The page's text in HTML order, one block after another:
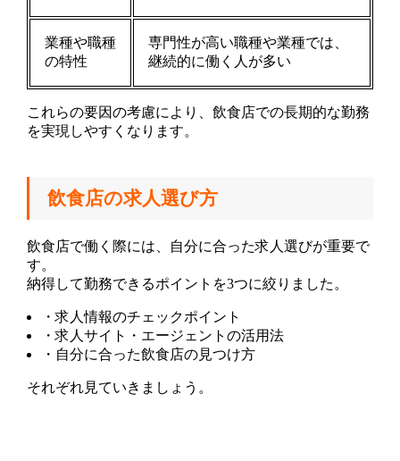
業種や職種
の特性
専門性が高い職種や業種では、
継続的に働く人が多い
これらの要因の考慮により、飲食店での長期的な勤務
を実現しやすくなります。
飲食店の求人選び方
飲食店で働く際には、自分に合った求人選びが重要で
す。
納得して勤務できるポイントを3つに絞りました。
・求人情報のチェックポイント
・求人サイト・エージェントの活用法
・自分に合った飲食店の見つけ方
それぞれ見ていきましょう。